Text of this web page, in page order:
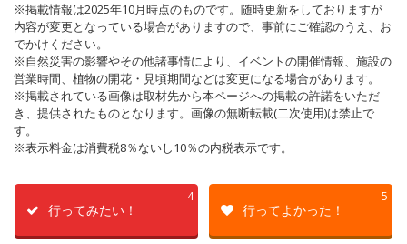
※掲載情報は2025年10月時点のものです。随時更新をしておりますが
内容が変更となっている場合がありますので、事前にご確認のうえ、お
でかけください。
※自然災害の影響やその他諸事情により、イベントの開催情報、施設の
営業時間、植物の開花・見頃期間などは変更になる場合があります。
※掲載されている画像は取材先から本ページへの掲載の許諾をいただ
き、提供されたものとなります。画像の無断転載(二次使用)は禁止で
す。
※表示料金は消費税8％ないし10％の内税表示です。
4
行ってみたい！
5
行ってよかった！